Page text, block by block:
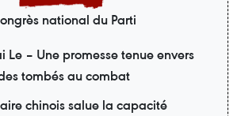
national du Parti
Le – Une promesse tenue envers
tombés au combat
chinois salue la capacité